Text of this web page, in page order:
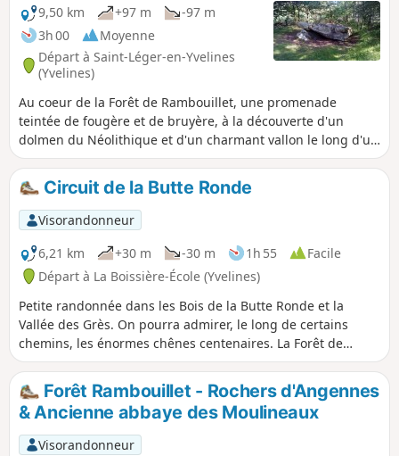
9,50 km
+97 m
-97 m
3h 00
Moyenne
Départ à Saint-Léger-en-Yvelines
(Yvelines)
Au coeur de la Forêt de Rambouillet, une promenade
teintée de fougère et de bruyère, à la découverte d'un
dolmen du Néolithique et d'un charmant vallon le long d'un
ruisseau.
Circuit de la Butte Ronde
Visorandonneur
6,21 km
+30 m -30 m 1h 55
Facile
Départ à La Boissière-École (Yvelines)
Petite randonnée dans les Bois de la Butte Ronde et la
Vallée des Grès. On pourra admirer, le long de certains
chemins, les énormes chênes centenaires. La Forêt de
Rambouillet est gérée par l'ONF. Les chemins sont bien
tracés et la nature y est très variée. On passe facilement
des bouleaux et charmes aux magnifiques chênes, et des
bruyères aux fougères ou herbes.
Forêt Rambouillet - Rochers d'Angennes
& Ancienne abbaye des Moulineaux
Visorandonneur